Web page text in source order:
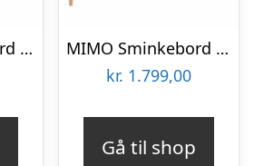
MIMO Sminkebord med spejl – 85x35cm Petrolblå
MIMO Sminkebord med spejl – 105x35cm Lysegrå
kr. 1.799,00
Gå til shop